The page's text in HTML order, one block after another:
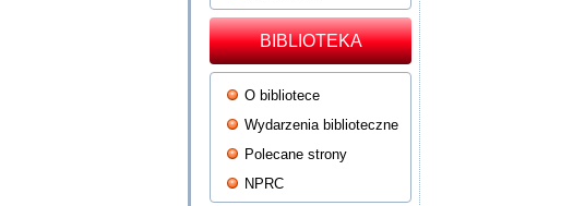
BIBLIOTEKA
O bibliotece
Wydarzenia biblioteczne
Polecane strony
NPRC